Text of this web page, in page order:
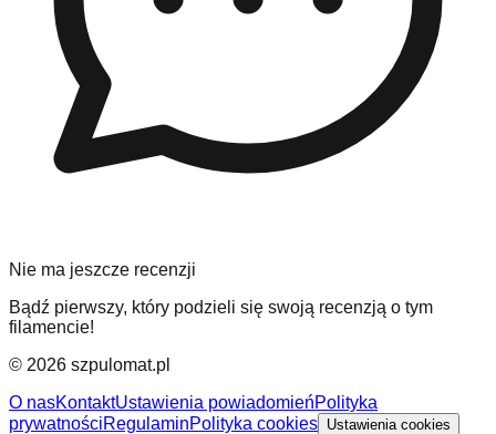
Nie ma jeszcze recenzji
Bądź pierwszy, który podzieli się swoją recenzją o tym
filamencie!
© 2026 szpulomat.pl
O nasKontaktUstawienia powiadomieńPolityka
prywatnościRegulaminPolityka cookies Ustawienia cookies